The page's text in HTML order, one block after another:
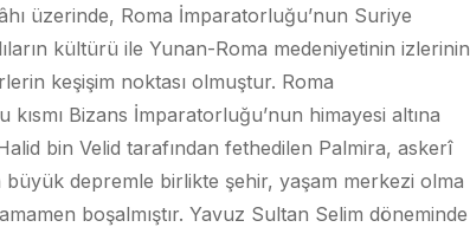
üzerinde, Roma İmparatorluğu’nun Suriye
kültürü ile Yunan-Roma medeniyetinin izlerinin
keşişim noktası olmuştur. Roma
kısmı Bizans İmparatorluğu’nun himayesi altına
bin Velid tarafından fethedilen Palmira, askerî
depremle birlikte şehir, yaşam merkezi olma
boşalmıştır. Yavuz Sultan Selim döneminde